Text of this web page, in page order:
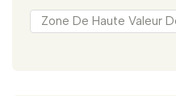
Zone De Haute Valeur